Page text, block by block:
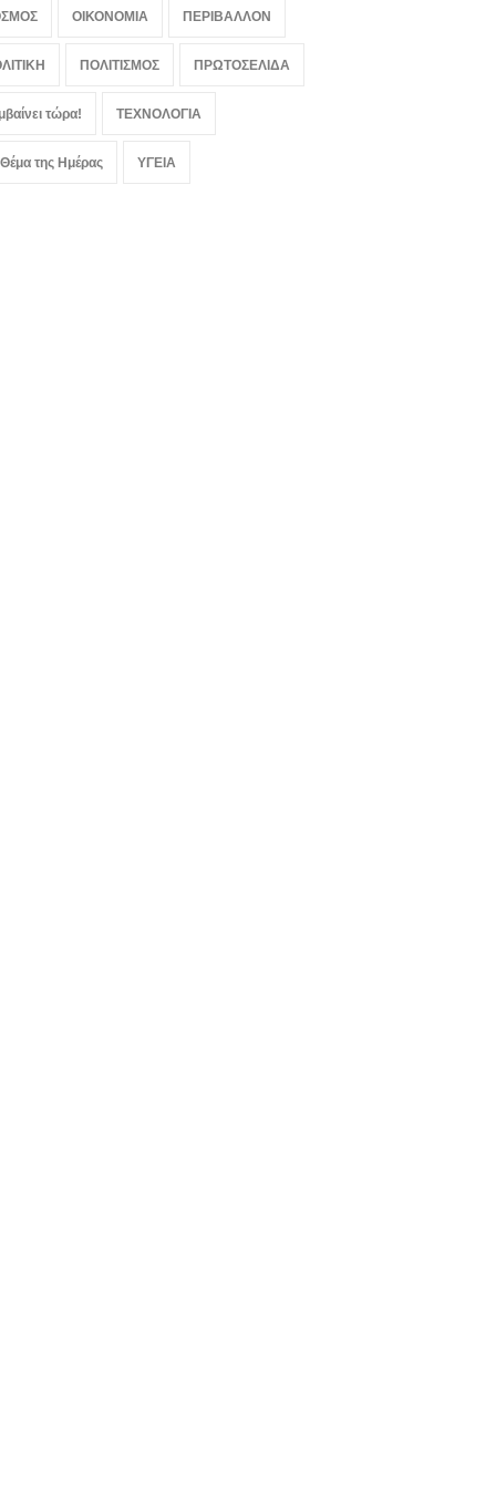
ΟΙΚΟΝΟΜΙΑ ΠΕΡΙΒΑΛΛΟΝ
ΠΟΛΙΤΙΣΜΟΣ ΠΡΩΤΟΣΕΛΙΔΑ
τώρα! ΤΕΧΝΟΛΟΓΙΑ
της Ημέρας ΥΓΕΙΑ